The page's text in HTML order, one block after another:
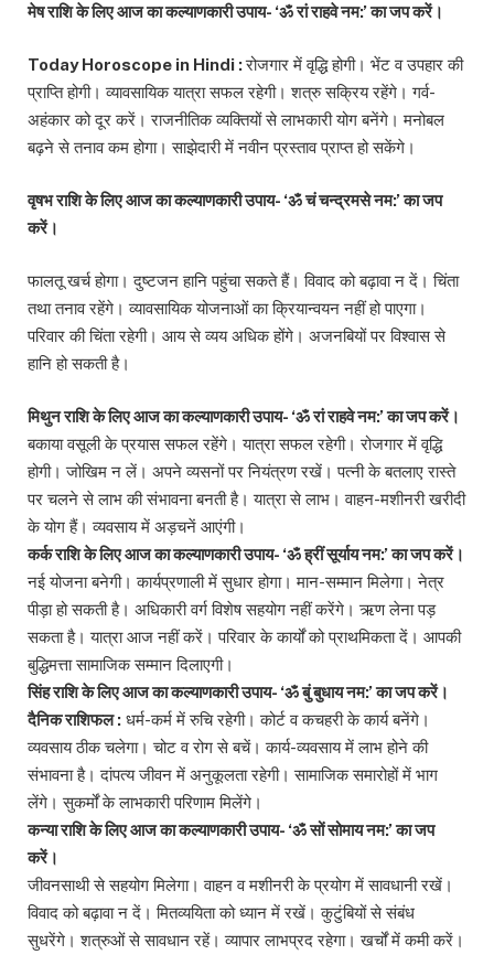
मेष राशि के लिए आज का कल्याणकारी उपाय- ‘ॐ रां राहवे नम:’ का जप करें।
Today Horoscope in Hindi :रोजगार में वृद्धि होगी। भेंट व उपहार की
प्राप्ति होगी। व्यावसायिक यात्रा सफल रहेगी। शत्रु सक्रिय रहेंगे। गर्व-
अहंकार को दूर करें। राजनीतिक व्यक्तियों से लाभकारी योग बनेंगे। मनोबल
बढ़ने से तनाव कम होगा। साझेदारी में नवीन प्रस्ताव प्राप्त हो सकेंगे।
वृषभ राशि के लिए आज का कल्याणकारी उपाय- ‘ॐ चं चन्द्रमसे नम:’ का जप
करें।
फालतू खर्च होगा। दुष्टजन हानि पहुंचा सकते हैं। विवाद को बढ़ावा न दें। चिंता
तथा तनाव रहेंगे। व्यावसायिक योजनाओं का क्रियान्वयन नहीं हो पाएगा।
परिवार की चिंता रहेगी। आय से व्यय अधिक होंगे। अजनबियों पर विश्वास से
हानि हो सकती है।
मिथुन राशि के लिए आज का कल्याणकारी उपाय- ‘ॐ रां राहवे नम:’ का जप करें।
बकाया वसूली के प्रयास सफल रहेंगे। यात्रा सफल रहेगी। रोजगार में वृद्धि
होगी। जोखिम न लें। अपने व्यसनों पर नियंत्रण रखें। पत्नी के बतलाए रास्ते
पर चलने से लाभ की संभावना बनती है। यात्रा से लाभ। वाहन-मशीनरी खरीदी
के योग हैं। व्यवसाय में अड़चनें आएंगी।
कर्क राशि के लिए आज का कल्याणकारी उपाय- ‘ॐ ह्रीं सूर्याय नम:’ का जप करें।
नई योजना बनेगी। कार्यप्रणाली में सुधार होगा। मान-सम्मान मिलेगा। नेत्र
पीड़ा हो सकती है। अधिकारी वर्ग विशेष सहयोग नहीं करेंगे। ऋण लेना पड़
सकता है। यात्रा आज नहीं करें। परिवार के कार्यों को प्राथमिकता दें। आपकी
बुद्धिमत्ता सामाजिक सम्मान दिलाएगी।
सिंह राशि के लिए आज का कल्याणकारी उपाय- ‘ॐ बुं बुधाय नम:’ का जप करें।
दैनिक राशिफल : धर्म-कर्म में रुचि रहेगी। कोर्ट व कचहरी के कार्य बनेंगे।
व्यवसाय ठीक चलेगा। चोट व रोग से बचें। कार्य-व्यवसाय में लाभ होने की
संभावना है। दांपत्य जीवन में अनुकूलता रहेगी। सामाजिक समारोहों में भाग
लेंगे। सुकर्मों के लाभकारी परिणाम मिलेंगे।
कन्या राशि के लिए आज का कल्याणकारी उपाय- ‘ॐ सों सोमाय नम:’ का जप
करें।
जीवनसाथी से सहयोग मिलेगा। वाहन व मशीनरी के प्रयोग में सावधानी रखें।
विवाद को बढ़ावा न दें। मितव्ययिता को ध्यान में रखें। कुटुंबियों से संबंध
सुधरेंगे। शत्रुओं से सावधान रहें। व्यापार लाभप्रद रहेगा। खर्चों में कमी करें।